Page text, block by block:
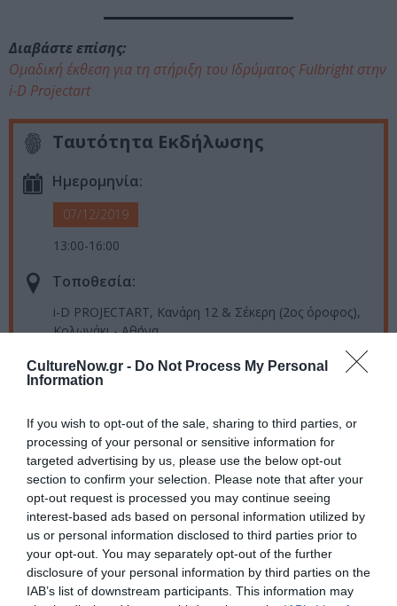
CultureNow.gr - Do Not Process My Personal
Information
If you wish to opt-out of the sale, sharing to third parties, or
processing of your personal or sensitive information for
targeted advertising by us, please use the below opt-out
section to confirm your selection. Please note that after your
opt-out request is processed you may continue seeing
interest-based ads based on personal information utilized by
us or personal information disclosed to third parties prior to
your opt-out. You may separately opt-out of the further
disclosure of your personal information by third parties on the
IAB’s list of downstream participants. This information may
Διαβάστε επίσης:
Ομαδική έκθεση για τη στήριξη του Ιδρύματος Fulbright στην
i-D Projectart
Ταυτότητα Εκδήλωσης
Ημερομηνία:
07/12/2019
13:00-16:00
Τοποθεσία:
i-D PROJECTART, Κανάρη 12 & Σέκερη (2ος όροφος),
Κολωνάκι - Αθήνα
i-D Projectart
www.idconceptstores.com/i-d-
projectart|www.fulbright.gr
Ακολουθήστε το Culturenow.gr στοGoogle Newsκαι
μάθετε πρώτοι όλες τις ειδήσεις
Δείτε όλα τατελευταία νέαγια την Τέχνη και τον
Πολιτισμό στοCulturenow.gr